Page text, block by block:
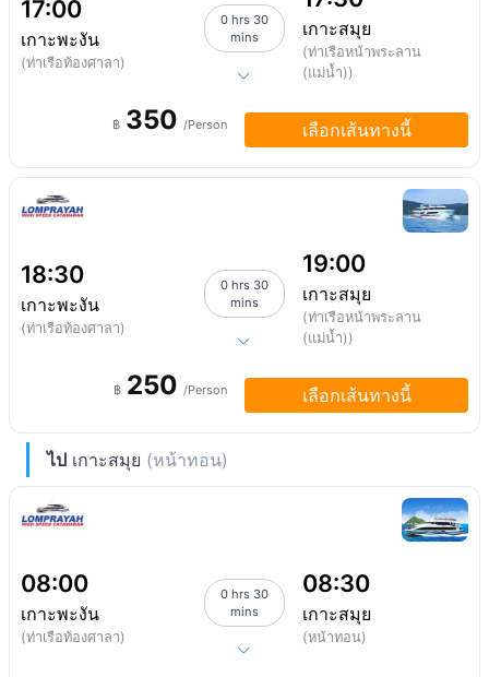
17:00
เกาะพะงัน
(ท่าเรือท้องศาลา)
0 hrs 30
mins
เกาะสมุย
(ท่าเรือหน้าพระลาน
(แม่น้ำ))
฿ 350 /Person เลือกเส้นทางนี้
18:30
เกาะพะงัน
(ท่าเรือท้องศาลา)
0 hrs 30
mins
19:00
เกาะสมุย
(ท่าเรือหน้าพระลาน
(แม่น้ำ))
฿ 250 /Person เลือกเส้นทางนี้
ไป เกาะสมุย (หน้าทอน)
08:00
เกาะพะงัน
(ท่าเรือท้องศาลา)
0 hrs 30
mins
08:30
เกาะสมุย
(หน้าทอน)